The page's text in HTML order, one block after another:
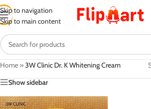
Skip to navigation
Skip to main content
Home »3W Clinic Dr. K Whitening Cream
Show sidebar